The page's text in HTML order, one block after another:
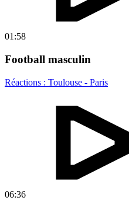
01:58
Football masculin
Réactions : Toulouse - Paris
06:36